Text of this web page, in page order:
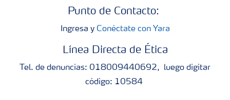
Punto de Contacto:
Ingresa y Conéctate con Yara
Línea Directa de Ética
Tel. de denuncias: 018009440692, luego digitar
código: 10584